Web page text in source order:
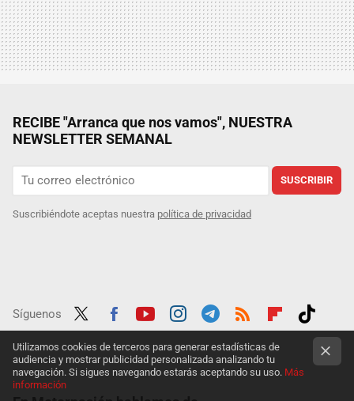
RECIBE "Arranca que nos vamos", NUESTRA
NEWSLETTER SEMANAL
SUSCRIBIR
Suscribiéndote aceptas nuestra política de privacidad
Síguenos
ter
ebo
ube
agra
gra
boar
Tikt
ok
Utilizamos cookies de terceros para generar estadísticas de
audiencia y mostrar publicidad personalizada analizando tu
navegación. Si sigues navegando estarás aceptando su uso. Más
información